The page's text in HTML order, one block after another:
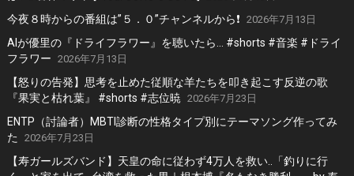
今夜８時からの番組は”５．０”チャンネルから❗️ 2026年7月13日
AIが優里の『ドライフラワー』を聴いたら… #shorts #音楽 #ドライ
フラワー 2026年7月13日
【怒りの告発】思考を止めた従順な羊たちを叩き起こす反逆の歌
『果実と枯れ葉』 #shorts #志位暁 2026年7月23日
ENTP（討論者）MBTI診断の性格タイプ別にテーマソング作ってみ
た
2026年7月23日
【寿ガールズバンド】天皇の命に従わず4万人を救い..「釣りに行